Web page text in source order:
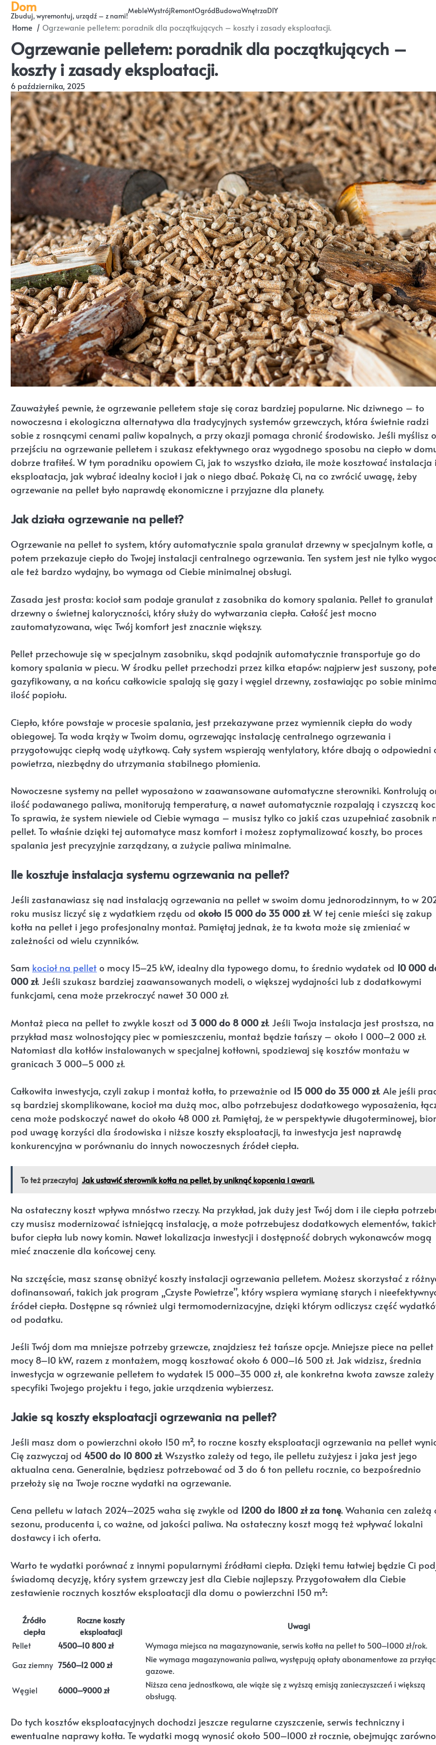
Skip
content
Dom
Zbuduj, wyremontuj, urządź – z nami!
MebleWystrójRemontOgródBudowaWnętrzaDIY
Home Ogrzewanie pelletem: poradnik dla początkujących – koszty i zasady eksploatacji.
Ogrzewanie pelletem: poradnik dla początkujących –
koszty i zasady eksploatacji.
6 października, 2025
Zauważyłeś pewnie, że ogrzewanie pelletem staje się coraz bardziej popularne. Nic dziwnego – to
nowoczesna i ekologiczna alternatywa dla tradycyjnych systemów grzewczych, która świetnie radzi
sobie z rosnącymi cenami paliw kopalnych, a przy okazji pomaga chronić środowisko. Jeśli myślisz o
przejściu na ogrzewanie pelletem i szukasz efektywnego oraz wygodnego sposobu na ciepło w
dobrze trafiłeś. W tym poradniku opowiem Ci, jak to wszystko działa, ile może kosztować instalacja i
eksploatacja, jak wybrać idealny kocioł i jak o niego dbać. Pokażę Ci, na co zwrócić uwagę, żeby
ogrzewanie na pellet było naprawdę ekonomiczne i przyjazne dla planety.
Jak działa ogrzewanie na pellet?
Ogrzewanie na pellet to system, który automatycznie spala granulat drzewny w specjalnym kotle, a
potem przekazuje ciepło do Twojej instalacji centralnego ogrzewania. Ten system jest nie tylko
ale też bardzo wydajny, bo wymaga od Ciebie minimalnej obsługi.
Zasada jest prosta: kocioł sam podaje granulat z zasobnika do komory spalania. Pellet to granulat
drzewny o świetnej kaloryczności, który służy do wytwarzania ciepła. Całość jest mocno
zautomatyzowana, więc Twój komfort jest znacznie większy.
Pellet przechowuje się w specjalnym zasobniku, skąd podajnik automatycznie transportuje go do
komory spalania w piecu. W środku pellet przechodzi przez kilka etapów: najpierw jest suszony,
gazyfikowany, a na końcu całkowicie spalają się gazy i węgiel drzewny, zostawiając po sobie
ilość popiołu.
Ciepło, które powstaje w procesie spalania, jest przekazywane przez wymiennik ciepła do wody
obiegowej. Ta woda krąży w Twoim domu, ogrzewając instalację centralnego ogrzewania i
przygotowując ciepłą wodę użytkową. Cały system wspierają wentylatory, które dbają o odpowiedni
powietrza, niezbędny do utrzymania stabilnego płomienia.
Nowoczesne systemy na pellet wyposażono w zaawansowane automatyczne sterowniki. Kontrolują
ilość podawanego paliwa, monitorują temperaturę, a nawet automatycznie rozpalają i czyszczą
To sprawia, że system niewiele od Ciebie wymaga – musisz tylko co jakiś czas uzupełniać zasobnik
pellet. To właśnie dzięki tej automatyce masz komfort i możesz zoptymalizować koszty, bo proces
spalania jest precyzyjnie zarządzany, a zużycie paliwa minimalne.
Ile kosztuje instalacja systemu ogrzewania na pellet?
Jeśli zastanawiasz się nad instalacją ogrzewania na pellet w swoim domu jednorodzinnym, to w
roku musisz liczyć się z wydatkiem rzędu od około 15 000 do 35 000 zł. W tej cenie mieści się zakup
kotła na pellet i jego profesjonalny montaż. Pamiętaj jednak, że ta kwota może się zmieniać w
zależności od wielu czynników.
Sam kocioł na pelleto mocy 15–25 kW, idealny dla typowego domu, to średnio wydatek od 10 000
000 zł. Jeśli szukasz bardziej zaawansowanych modeli, o większej wydajności lub z dodatkowymi
funkcjami, cena może przekroczyć nawet 30 000 zł.
Montaż pieca na pellet to zwykle koszt od 3 000 do 8 000 zł. Jeśli Twoja instalacja jest prostsza, na
przykład masz wolnostojący piec w pomieszczeniu, montaż będzie tańszy – około 1 000–2 000 zł.
Natomiast dla kotłów instalowanych w specjalnej kotłowni, spodziewaj się kosztów montażu w
granicach 3 000–5 000 zł.
Całkowita inwestycja, czyli zakup i montaż kotła, to przeważnie od 15 000 do 35 000 zł. Ale jeśli
są bardziej skomplikowane, kocioł ma dużą moc, albo potrzebujesz dodatkowego wyposażenia,
cena może podskoczyć nawet do około 48 000 zł. Pamiętaj, że w perspektywie długoterminowej,
pod uwagę korzyści dla środowiska i niższe koszty eksploatacji, ta inwestycja jest naprawdę
konkurencyjna w porównaniu do innych nowoczesnych źródeł ciepła.
To też przeczytaj Jak ustawić sterownik kotła na pellet, by uniknąć kopcenia i awarii.
Na ostateczny koszt wpływa mnóstwo rzeczy. Na przykład, jak duży jest Twój dom i ile ciepła
czy musisz modernizować istniejącą instalację, a może potrzebujesz dodatkowych elementów,
bufor ciepła lub nowy komin. Nawet lokalizacja inwestycji i dostępność dobrych wykonawców mogą
mieć znaczenie dla końcowej ceny.
Na szczęście, masz szansę obniżyć koszty instalacji ogrzewania pelletem. Możesz skorzystać z
dofinansowań, takich jak program „Czyste Powietrze”, który wspiera wymianę starych i
źródeł ciepła. Dostępne są również ulgi termomodernizacyjne, dzięki którym odliczysz część
od podatku.
Jeśli Twój dom ma mniejsze potrzeby grzewcze, znajdziesz też tańsze opcje. Mniejsze piece na pellet
mocy 8–10 kW, razem z montażem, mogą kosztować około 6 000–16 500 zł. Jak widzisz, średnia
inwestycja w ogrzewanie pelletem to wydatek 15 000–35 000 zł, ale konkretna kwota zawsze zależy
specyfiki Twojego projektu i tego, jakie urządzenia wybierzesz.
Jakie są koszty eksploatacji ogrzewania na pellet?
Jeśli masz dom o powierzchni około 150 m², to roczne koszty eksploatacji ogrzewania na pellet
Cię zazwyczaj od 4500 do 10 800 zł. Wszystko zależy od tego, ile pelletu zużyjesz i jaka jest jego
aktualna cena. Generalnie, będziesz potrzebować od 3 do 6 ton pelletu rocznie, co bezpośrednio
przełoży się na Twoje roczne wydatki na ogrzewanie.
Cena pelletu w latach 2024–2025 waha się zwykle od 1200 do 1800 zł za tonę. Wahania cen zależą
sezonu, producenta i, co ważne, od jakości paliwa. Na ostateczny koszt mogą też wpływać lokalni
dostawcy i ich oferta.
Warto te wydatki porównać z innymi popularnymi źródłami ciepła. Dzięki temu łatwiej będzie Ci
świadomą decyzję, który system grzewczy jest dla Ciebie najlepszy. Przygotowałem dla Ciebie
zestawienie rocznych kosztów eksploatacji dla domu o powierzchni 150 m²:
Źródło
ciepła
Roczne koszty
eksploatacji
Uwagi
Pellet
4500–10 800 zł
Wymaga miejsca na magazynowanie, serwis kotła na pellet to 500–1000 zł/rok.
Gaz ziemny 7560–12 000 zł
Nie wymaga magazynowania paliwa, występują opłaty abonamentowe za
gazowe.
Węgiel
6000–9000 zł
Niższa cena jednostkowa, ale wiąże się z wyższą emisją zanieczyszczeń i większą
obsługą.
Do tych kosztów eksploatacyjnych dochodzi jeszcze regularne czyszczenie, serwis techniczny i
ewentualne naprawy kotła. Te wydatki mogą wynosić około 500–1000 zł rocznie, obejmując